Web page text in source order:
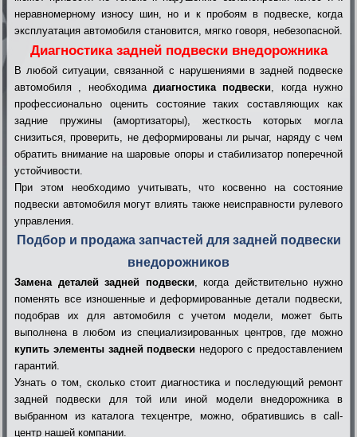
неравномерному износу шин, но и к пробоям в подвеске, когда
эксплуатация автомобиля становится, мягко говоря, небезопасной.
Диагностика задней подвески внедорожника
В любой ситуации, связанной с нарушениями в задней подвеске
автомобиля , необходима диагностика подвески , когда нужно
профессионально оценить состояние таких составляющих как
задние пружины (амортизаторы), жесткость которых могла
снизиться, проверить, не деформированы ли рычаг, наряду с чем
обратить внимание на шаровые опоры и стабилизатор поперечной
устойчивости.
При этом необходимо учитывать, что косвенно на состояние
подвески автомобиля могут влиять также неисправности рулевого
управления.
Подбор и продажа запчастей для задней подвески
внедорожников
Замена деталей задней подвески , когда действительно нужно
поменять все изношенные и деформированные детали подвески,
подобрав их для автомобиля с учетом модели, может быть
выполнена в любом из специализированных центров, где можно
купить элементы задней подвески недорого с предоставлением
гарантий.
Узнать о том, сколько стоит диагностика и последующий ремонт
задней подвески для той или иной модели внедорожника в
выбранном из каталога техцентре, можно, обратившись в call-
центр нашей компании.